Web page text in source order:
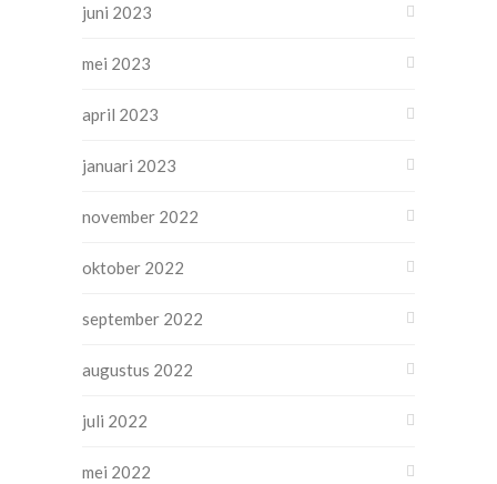
juni 2023
mei 2023
april 2023
januari 2023
november 2022
oktober 2022
september 2022
augustus 2022
juli 2022
mei 2022